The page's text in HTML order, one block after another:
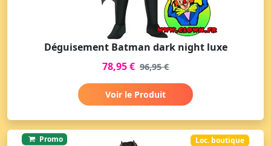
Déguisement Batman dark night luxe
78,95 € 96,95 €
Voir le Produit
Promo Loc. boutique